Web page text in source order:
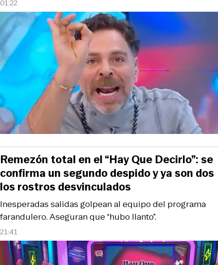
01:22
21:41
Inesperadas salidas golpean al equipo del programa
farandulero. Aseguran que “hubo llanto”.
Remezón total en el “Hay Que Decirlo”: se
confirma un segundo despido y ya son dos
los rostros desvinculados